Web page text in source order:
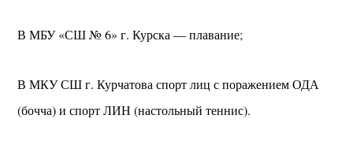
В МБУ «СШ № 6» г. Курска — плавание;
В МКУ СШ г. Курчатова спорт лиц с поражением ОДА
(бочча) и спорт ЛИН (настольный теннис).